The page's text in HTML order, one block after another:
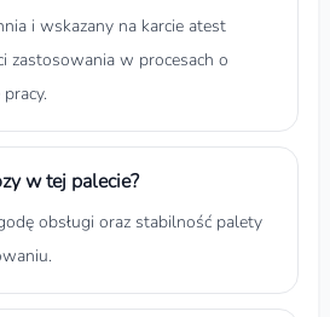
i wskazany na karcie atest
zastosowania w procesach o
w tej palecie?
obsługi oraz stabilność palety